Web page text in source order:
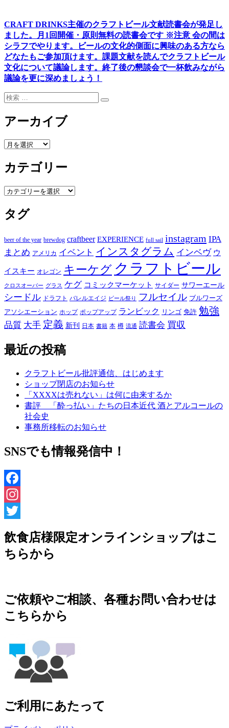
CRAFT DRINKS主催のクラフトビール文献読書会が発足し
ました。
月1回開催・原則無料の読書会です ※注意 会の間は
シラフでやります。
ビールの文化的側面に興味のある方なら
どなたもご参加頂けます。 課題文献を読んでクラフトビール
文化について議論します。 終了後の懇談会で一杯飲みながら
議論を更に深めましょう！
検
検
アーカイブ
ア
カ
イ
ブ
カテゴリー
カ
ゴ
リ
タグ
beer of the year brewdog craftbeer EXPERIENCE full sail instagram IPA
まとめ アメリカ イベント インスタグラム インベヴ ウ
イスキー オレゴン キーケグ クラフトビール
クロスオーバー グラス ケグ コミックマーケット サイダー サワーエール
シードル ドラフト バレルエイジ ビール祭り フルセイル ブルワーズ
アソシエーション ホップ ポップアップ ランビック リンゴ 免許 勉強
品質 大手 定義 新刊 日本 書籍 本 樽 流通 読書会 買収
最近の投稿
クラフトビール批評通信、はじめます
ショップ閉店のお知らせ
「XXXXは売れない」は何に由来するか
書評 「酔っ払い」たちの日本近代 酒とアルコールの
社会史
事務所移転のお知らせ
SNSでも情報発信中！
Facebook
Instagram
飲食店様限定オンラインショップはこ
ちらから
ご依頼やご相談、各種お問い合わせは
こちらから
ご利用にあたって